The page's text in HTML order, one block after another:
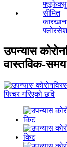
उपन्यास
वास्तविक-